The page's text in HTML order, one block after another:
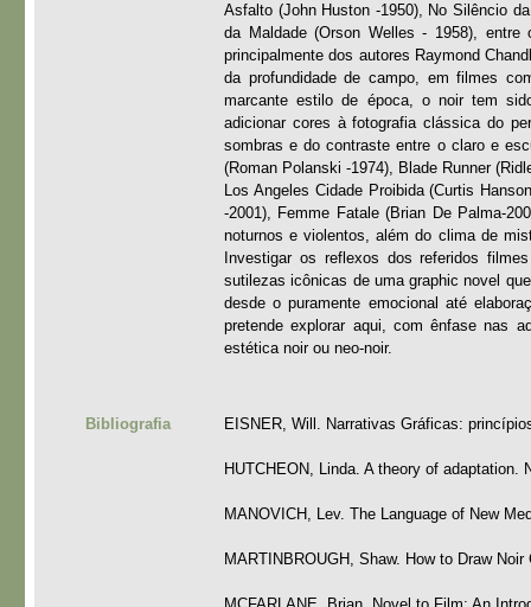
Asfalto (John Huston -1950), No Silêncio
da Maldade (Orson Welles - 1958),
principalmente dos autores Raymond
da profundidade de campo, em filmes
marcante estilo de época, o noir tem
adicionar cores à fotografia clássica do
sombras e do contraste entre o claro e
(Roman Polanski -1974), Blade Runner
Los Angeles Cidade Proibida (Curtis
-2001), Femme Fatale (Brian De Palma-
noturnos e violentos, além do clima de
Investigar os reflexos dos referidos
sutilezas icônicas de uma graphic novel
desde o puramente emocional até
pretende explorar aqui, com ênfase nas
estética noir ou neo-noir.
Bibliografia EISNER, Will. Narrativas Gráficas:
HUTCHEON, Linda. A theory of adaptation.
MANOVICH, Lev. The Language of New
MARTINBROUGH, Shaw. How to Draw